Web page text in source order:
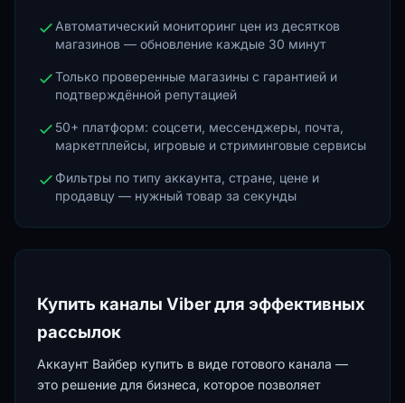
Автоматический мониторинг цен из десятков
магазинов — обновление каждые 30 минут
Только проверенные магазины с гарантией и
подтверждённой репутацией
50+ платформ: соцсети, мессенджеры, почта,
маркетплейсы, игровые и стриминговые сервисы
Фильтры по типу аккаунта, стране, цене и
продавцу — нужный товар за секунды
Купить каналы Viber для эффективных
рассылок
Аккаунт Вайбер купить в виде готового канала —
это решение для бизнеса, которое позволяет